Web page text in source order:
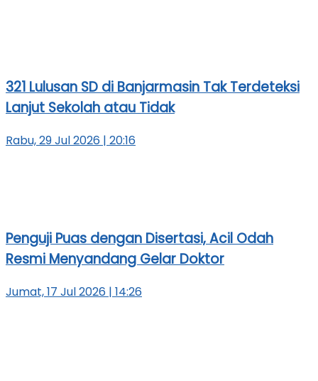
321 Lulusan SD di Banjarmasin Tak Terdeteksi
Lanjut Sekolah atau Tidak
Rabu, 29 Jul 2026 | 20:16
Penguji Puas dengan Disertasi, Acil Odah
Resmi Menyandang Gelar Doktor
Jumat, 17 Jul 2026 | 14:26